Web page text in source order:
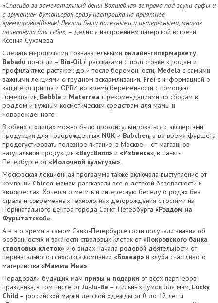
«Спасибо за замечательный день! Волшебная встреча под звуки арфы и
с вручением бутоньерок сразу настроила на приятное
времяпровождение! Лекции были полезными и интересными, многое
почерпнула для себя», – делится настроением питерской встречи
Ксения Сухачева.
Сделать мероприятия познавательными онлайн-гипермаркету
Babadu помогли – Bio-Oilс рассказами о подготовке к родам и
профилактике растяжек до и после беременности, Medela с самыми
важными лекциями о грудном вскармливании, Frei c информацией о
защите от гриппа и ОРВИ во время беременности с помощью
гомеопатии, Bebble и Maternea с рекомендациями по сборам в
роддом и нужным косметическим средствам для мамы и
новорожденного.
В обеих столицах можно было проконсультироваться с экспертами
продукции для новорожденных NUK и Bubchen, а во время фуршета
продегустировать полезное питание: в Москве – от магазинов
натуральной продукции «ВкусВилл» и «Избенка», в Санкт-
Петербурге от«Молочной культуры».
Московская лекционная программа также включала выступление от
компании Chicco: мамам рассказали все о детской безопасности и
автокреслах. Хочется отметить и интересную беседу о родах без
страха и современных технологиях деторождения с гостями из
Перинатального центра города Санкт-Петербурга «Роддом на
Фурштатской».
А в это время в самом Санкт-Петербурге гости получали знания об
особенностях и важности стволовых клеток от«Покровского банка
стволовых клеток» и о видах начала родовой деятельности от
перинатального психолога компании «Болеар» и клуба счастливого
материнства «Мамма Миа».
Порадовали будущих мам призы и подарки от всех партнеров
праздника, в том числе отJu-Ju-Be – стильных сумок для мам, Lucky
Child – российской марки детской одежды от 0 до 12 лет и